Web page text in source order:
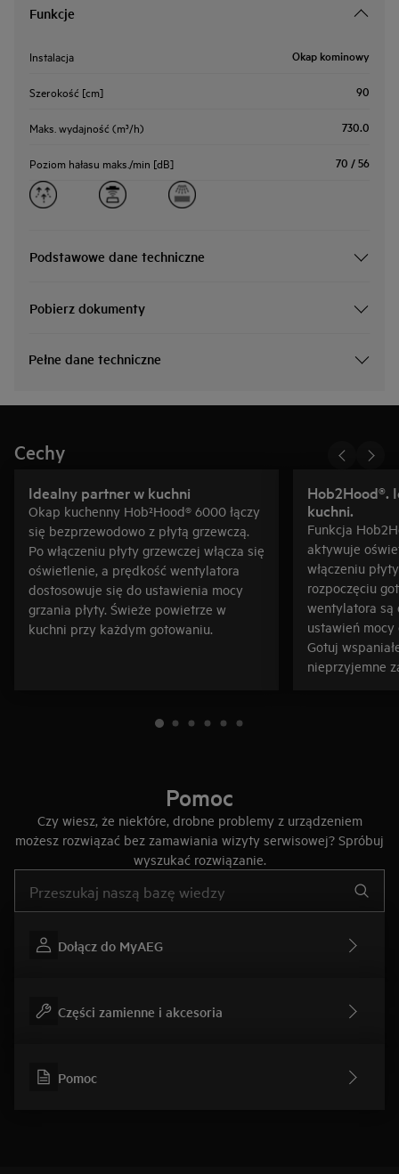
Funkcje
Instalacja Okap kominowy
Szerokość [cm] 90
Maks. wydajność (m³/h) 730.0
Poziom hałasu maks./min [dB] 70 / 56
Podstawowe dane techniczne
Pobierz dokumenty
Pełne dane techniczne
Cechy
Idealny partner w kuchni
Okap kuchenny Hob²Hood® 6000 łączy
się bezprzewodowo z płytą grzewczą.
Po włączeniu płyty grzewczej włącza się
oświetlenie, a prędkość wentylatora
dostosowuje się do ustawienia mocy
grzania płyty. Świeże powietrze w
kuchni przy każdym gotowaniu.
Hob2Hood®.
kuchni.
Funkcja
aktywuje
włączeniu
rozpoczęciu
wentylatora są
ustawień mocy
Gotuj
nieprzyjemne
Pomoc
Czy wiesz, że niektóre, drobne problemy z urządzeniem
możesz rozwiązać bez zamawiania wizyty serwisowej? Spróbuj
wyszukać rozwiązanie.
Dołącz do MyAEG
Części zamienne i akcesoria
Pomoc